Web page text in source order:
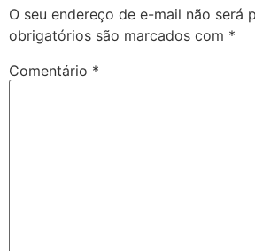
O seu endereço de e-mail não será
obrigatórios são marcados com *
Comentário *